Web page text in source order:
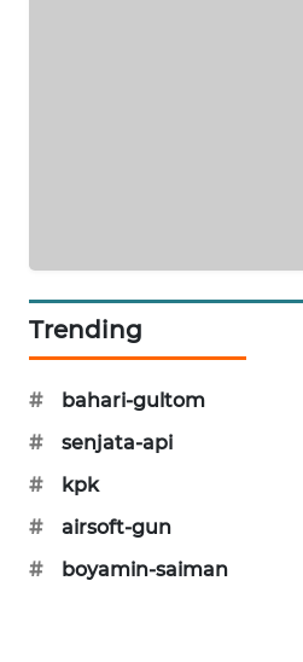
Trending
#
bahari-gultom
#
senjata-api
#
kpk
#
airsoft-gun
#
boyamin-saiman
ALPERKLINAS
FORJASIDA
NEWS
SITUNGIR
NEWS